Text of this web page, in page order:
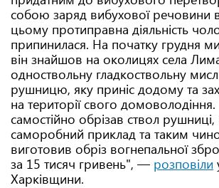
собою заряд вибухової речовини
цьому протиправна діяльність
припинилася. На початку грудня
він знайшов на околицях села
одноствольну гладкоствольну
рушницю, яку приніс додому та
на території свого
самостійно обрізав ствол
саморобний приклад та таким
виготовив обріз вогнепальної
за 15 тисяч гривень", — розповіли
Харківщини.